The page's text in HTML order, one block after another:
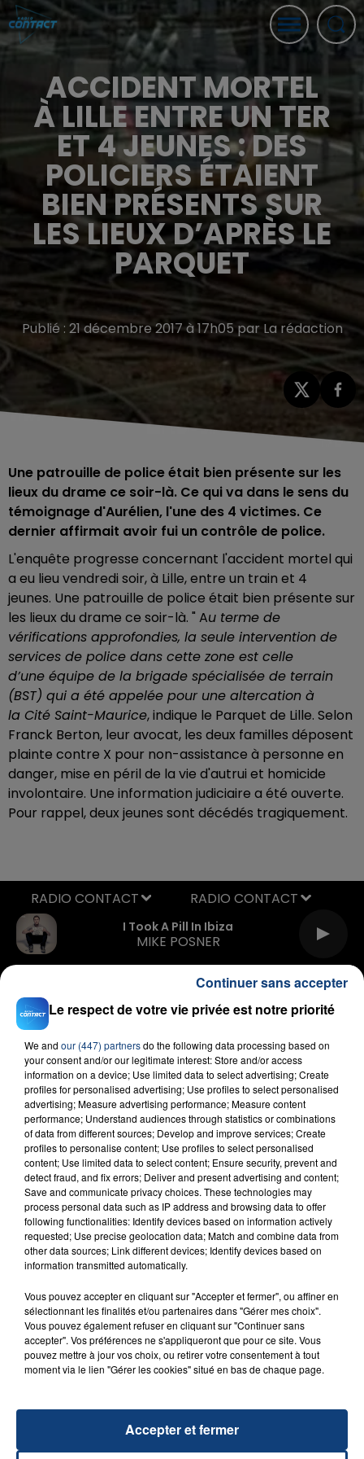
ACCIDENT MORTEL
À LILLE ENTRE UN TER
ET 4 JEUNES : DES
POLICIERS ÉTAIENT
BIEN PRÉSENTS SUR
LES LIEUX D’APRÈS LE
PARQUET
Publié : 21 décembre 2017 à 17h05 par La rédaction
Une patrouille de police était bien présente sur les
lieux du drame ce soir-là. Ce qui va dans le sens du
témoignage d'Aurélien, l'une des 4 victimes. Ce
dernier affirmait avoir fui un contrôle de police.
L'enquête progresse concernant l'accident mortel qui
a eu lieu vendredi soir, à Lille, entre un train et 4
jeunes. Une patrouille de police était bien présente sur
les lieux du drame ce soir-là. " Au terme de
vérifications approfondies, la seule intervention de
services de police dans cette zone est celle
d’une équipe de la brigade spécialisée de terrain
(BST) qui a été appelée pour une altercation à
la Cité Saint-Maurice, indique le Parquet de Lille. Selon
Franck Berton, leur avocat, les deux familles déposent
plainte contre X pour non-assistance à personne en
danger, mise en péril de la vie d'autrui et homicide
involontaire. Une information judiciaire a été ouverte.
Pour rappel, deux jeunes sont décédés tragiquement.
I Took A Pill In Ibiza
MIKE POSNER
RADIO CONTACT
FIL D'ACTU
23 juillet 2026
INCENDIE MORTEL À LENS : UNE FEMME ET
Un homme s'est immolé par le feu après avoir
aspergé sa compagne et leur bébé de trois mois
d'un liquide inflammable.
20 juillet 2026
Le respect de votre vie privée est notre priorité
We and our (447) partnersdo the following data processing based on
your consent and/or our legitimate interest: Store and/or access
information on a device; Use limited data to select advertising; Create
profiles for personalised advertising; Use profiles to select personalised
advertising; Measure advertising performance; Measure content
performance; Understand audiences through statistics or combinations
of data from different sources; Develop and improve services; Create
profiles to personalise content; Use profiles to select personalised
content; Use limited data to select content; Ensure security, prevent and
detect fraud, and fix errors; Deliver and present advertising and content;
Save and communicate privacy choices. These technologies may
process personal data such as IP address and browsing data to offer
following functionalities: Identify devices based on information actively
requested; Use precise geolocation data; Match and combine data from
other data sources; Link different devices; Identify devices based on
information transmitted automatically.
Vous pouvez accepter en cliquant sur "Accepter et fermer", ou affiner en
sélectionnant les finalités et/ou partenaires dans "Gérer mes choix".
Vous pouvez également refuser en cliquant sur "Continuer sans
accepter". Vos préférences ne s'appliqueront que pour ce site. Vous
pouvez mettre à jour vos choix, ou retirer votre consentement à tout
moment via le lien "Gérer les cookies" situé en bas de chaque page.
Accepter et fermer
Continuer sans accepter